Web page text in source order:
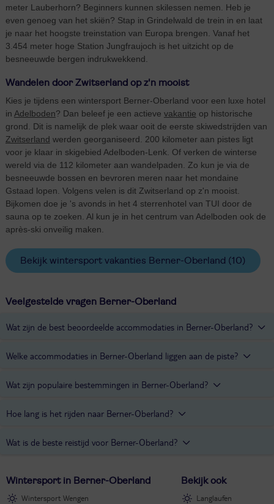
meter Lauberhorn? Beginners kunnen skilessen nemen. Heb je
even genoeg van het skiën? Stap in Grindelwald de trein in en laat
je naar het hoogste treinstation van Europa brengen. Vanaf het
3.454 meter hoge Station Jungfraujoch is het uitzicht op de
besneeuwde bergen indrukwekkend.
Wandelen door Zwitserland op z'n mooist
Kies je tijdens een wintersport Berner-Oberland voor een luxe hotel
in Adelboden? Dan beleef je een actieve vakantie op historische
grond. Dit is namelijk de plek waar ooit de eerste skiwedstrijden van
Zwitserland werden georganiseerd. 200 kilometer aan pistes ligt
voor je klaar in skigebied Adelboden-Lenk. Of verken de winterse
wereld via de 112 kilometer aan wandelpaden. Zo kun je via de
besneeuwde bossen en bevroren meren naar het mondaine
Gstaad lopen. Volgens velen is dit Zwitserland op z'n mooist.
Bijkomen doe je 's avonds in het 4 sterrenhotel van TUI door de
sauna op te zoeken. Al kun je in het centrum van Adelboden ook de
après-ski onveilig maken.
Bekijk wintersport vakanties Berner-Oberland (10)
Veelgestelde vragen Berner-Oberland
Wat zijn de best beoordeelde accommodaties in Berner-Oberland?
De best beoordeelde wintersportaccommodaties in Berner-
Welke accommodaties in Berner-Oberland liggen aan de piste?
Silberhornhotel is een accommodatie in Berner-Oberland die direct
Wat zijn populaire bestemmingen in Berner-Oberland?
Populaire bestemmingen in Berner-Oberland zijn de plaatsen
Hoe lang is het rijden naar Berner-Oberland?
Van Utrecht naar Berner-Oberland ben je met de auto ongeveer 9
Wat is de beste reistijd voor Berner-Oberland?
wintersportvakantie in Berner-Oberland. Het is dan tussen de 3 en
-3 graden en er valt regelmatig sneeuw.
Wintersport in Berner-Oberland
Wintersport Wengen
Bekijk ook
Langlaufen